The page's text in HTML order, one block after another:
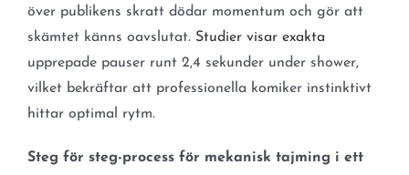
över publikens skratt dödar momentum och gör att
skämtet känns oavslutat. Studier visar exakta
upprepade pauser runt 2,4 sekunder under shower,
vilket bekräftar att professionella komiker instinktivt
hittar optimal rytm.
Steg för steg-process för mekanisk tajming i ett